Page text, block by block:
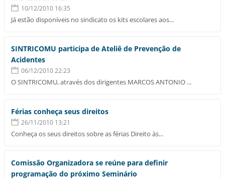
10/12/2010 16:35
Já estão disponíveis no sindicato os kits escolares aos...
SINTRICOMU participa de Ateliê de Prevenção de
Acidentes
06/12/2010 22:23
O SINTRICOMU, através dos dirigentes MARCOS ANTONIO ...
Férias conheça seus direitos
26/11/2010 13:21
Conheça os seus direitos sobre as férias Direito às...
Comissão Organizadora se reúne para definir
programação do próximo Seminário